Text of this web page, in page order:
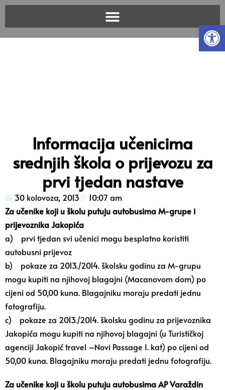
Informacija učenicima
srednjih škola o prijevozu za
prvi tjedan nastave
30 kolovoza, 2013
10:07 am
Za učenike koji u školu putuju autobusima M-grupe i
prijevoznika Jakopića
a) prvi tjedan svi učenici mogu besplatno koristiti
autobusni prijevoz
b) pokaze za 2013./2014. školsku godinu za M-grupu
mogu kupiti na njihovoj blagajni (Macanovom dom) po
cijeni od 50,00 kuna. Blagajniku moraju predati jednu
fotografiju.
c) pokaze za 2013./2014. školsku godinu za prijevoznika
Jakopića mogu kupiti na njihovoj blagajni (u Turističkoj
agenciji Jakopić travel –Novi Passage I. kat) po cijeni od
50,00 kuna. Blagajniku moraju predati jednu fotografiju.
Za učenike koji u školu putuju autobusima AP Varaždin